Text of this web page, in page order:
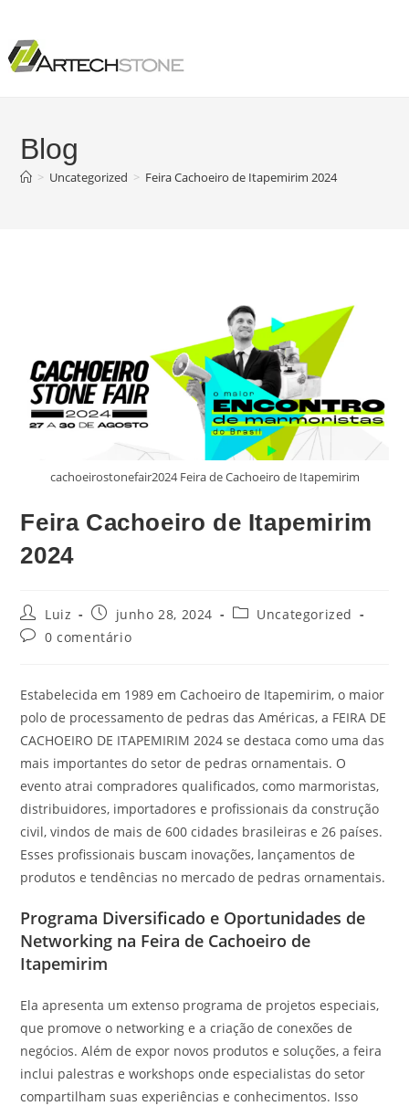
Blog
> Uncategorized > Feira Cachoeiro de Itapemirim 2024
cachoeirostonefair2024 Feira de Cachoeiro de Itapemirim
Feira Cachoeiro de Itapemirim
2024
Luiz junho 28, 2024
Uncategorized
0 comentário
Estabelecida em 1989 em Cachoeiro de Itapemirim, o maior
polo de processamento de pedras das Américas, a FEIRA DE
CACHOEIRO DE ITAPEMIRIM 2024 se destaca como uma das
mais importantes do setor de pedras ornamentais. O
evento atrai compradores qualificados, como marmoristas,
distribuidores, importadores e profissionais da construção
civil, vindos de mais de 600 cidades brasileiras e 26 países.
Esses profissionais buscam inovações, lançamentos de
produtos e tendências no mercado de pedras ornamentais.
Programa Diversificado e Oportunidades de
Networking na Feira de Cachoeiro de
Itapemirim
Ela apresenta um extenso programa de projetos especiais,
que promove o networking e a criação de conexões de
negócios. Além de expor novos produtos e soluções, a feira
inclui palestras e workshops onde especialistas do setor
compartilham suas experiências e conhecimentos. Isso